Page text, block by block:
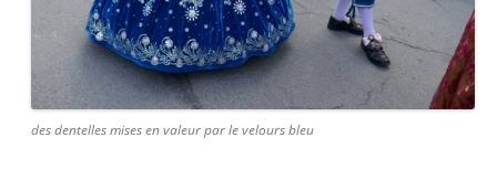
des dentelles mises en valeur par le velours bleu